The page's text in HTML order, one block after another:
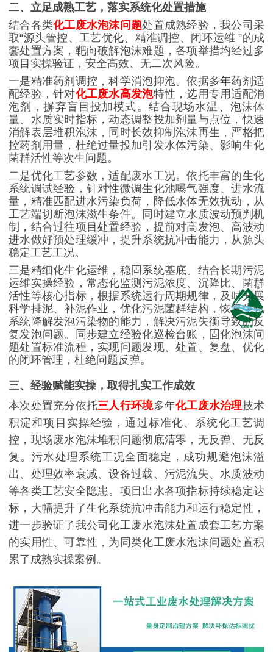
二、立足成熟工艺，落实系统化处置措施
结合各类化工废水泡沫问题处置成熟经验，我公司采
取“源头管控、工艺优化、精准调控、闭环运维 ”的成
套处置方案，靶向破解泡沫难题，各项举措均经过多
项目实操验证，安全高效、无二次风险。
一是精准药剂调控，科学消泡抑泡。依据多年药剂适
配经验，针对化工废水高发泡特性，选用专用适配消
泡剂，摒弃盲目投加模式。结合现场水温、泡沫体
量、水质实时指标，动态调整投加剂量与点位，快速
消解表层堆积泡沫，同时长效抑制泡沫再生，严格把
控药剂用量，杜绝过量投加引发水体污染、影响生化
菌群活性等次生问题。
二是优化工艺参数，适配废水工况。依托丰富的生化
系统调试经验，针对性微调生化池曝气强度、进水流
量，精准匹配进水污染负荷，降低水体无效扰动，从
工艺端切断泡沫滋生条件。同时建立水质波动预判机
制，结合过往项目处置经验，提前对高发泡、高波动
进水做好预处理缓冲，提升系统抗冲击能力，从源头
稳定工艺工况。
三是精细化生化运维，稳固系统基底。结合长期污泥
运维实操经验，常态化监测污泥浓度、沉降比、菌群
活性等核心指标，根据系统运行周期规律，及时开展
科学排泥、补泥作业，优化污泥菌群结构，恢复生化
系统降解发泡污染物的能力，解决污泥失衡导致的反
复发泡问题。同步建立经验化巡检台账，固化泡沫问
题处置标准流程，实现问题发现、处置、复盘、优化
的闭环管理，杜绝问题反弹。
三、经验赋能实操，取得扎实工作成效
本次处置充分依托三人行环境多年化工废水治理技术
积淀和项目实操经验，通过标准化、系统化工艺调
控，现场废水泡沫堆积问题彻底清零，无反弹、无反
复。污水处理系统工况全面稳定，成功规避泡沫溢
出、处理效率衰减、设备过载、污泥流失、水质波动
等各类工艺安全隐患。项目出水各项指标持续稳定达
标，大幅提升了生化系统抗冲击能力和运行稳定性，
进一步验证了我公司化工废水泡沫处置成套工艺方案
的实用性、可靠性，为同类化工废水泡沫问题处置积
累了成熟实操案例。